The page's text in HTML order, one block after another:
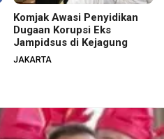
Komjak Awasi Penyidikan
Dugaan Korupsi Eks
Jampidsus di Kejagung
JAKARTA